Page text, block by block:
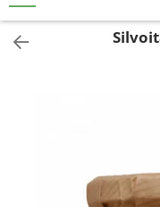
NUCI ȘI SEMINȚE
FRUCTE DESHIDRATATE
ÎNDULCITORI
BĂUTURI / LAPTE
OREZ ȘI CEREALE